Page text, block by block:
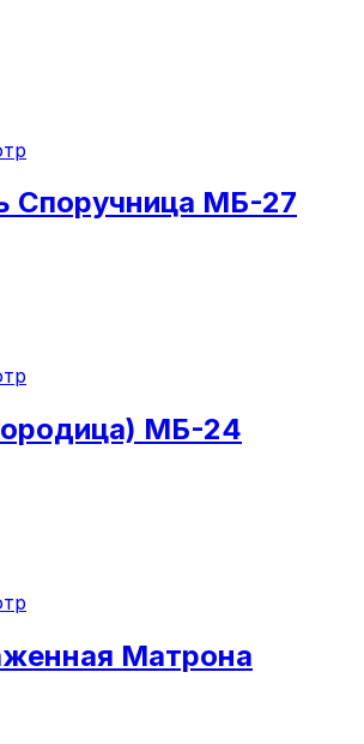
Споручница МБ-27
МБ-24
Матрона